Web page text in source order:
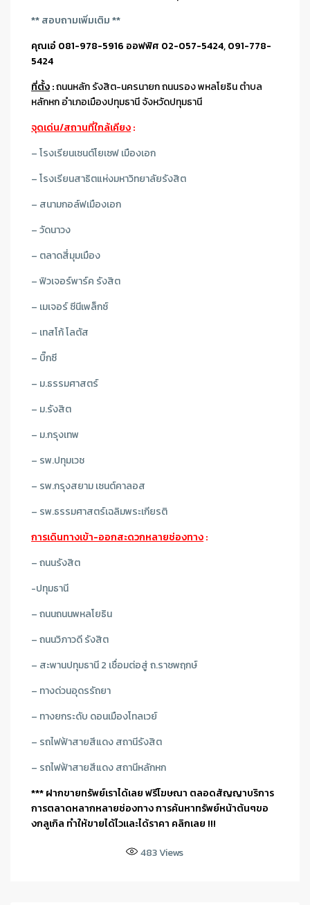
** สอบถามเพิ่มเติม **
คุณเอ๋ 081-978-5916 ออฟฟิศ 02-057-5424, 091-778-
5424
ที่ตั้ง:ถนนหลัก รังสิต-นครนายก ถนนรอง พหลโยธิน ตำบล
หลักหก อำเภอเมืองปทุมธานี จังหวัดปทุมธานี
จุดเด่น/สถานที่ใกล้เคียง:
– โรงเรียนเซนต์โยเซฟ เมืองเอก
– โรงเรียนสาธิตแห่งมหาวิทยาลัยรังสิต
– สนามกอล์ฟเมืองเอก
– วัดนาวง
– ตลาดสี่มุมเมือง
– ฟิวเจอร์พาร์ค รังสิต
– เมเจอร์ ซีนีเพล็กซ์
– เทสโก้ โลตัส
– บิ๊กซี
– ม.ธรรมศาสตร์
– ม.รังสิต
– ม.กรุงเทพ
– รพ.ปทุมเวช
– รพ.กรุงสยาม เซนต์คาลอส
– รพ.ธรรมศาสตร์เฉลิมพระเกียรติ
การเดินทางเข้า-ออกสะดวกหลายช่องทาง:
– ถนนรังสิต
-ปทุมธานี
– ถนนถนนพหลโยธิน
– ถนนวิภาวดี รังสิต
– สะพานปทุมธานี 2 เชื่อมต่อสู่ ถ.ราชพฤกษ์
– ทางด่วนอุดรรัถยา
– ทางยกระดับ ดอนเมืองโทลเวย์
– รถไฟฟ้าสายสีแดง สถานีรังสิต
– รถไฟฟ้าสายสีแดง สถานีหลักหก
*** ฝากขายทรัพย์เราได้เลย ฟรีโฆษณา ตลอดสัญญาบริการ
การตลาดหลากหลายช่องทาง การค้นหาทรัพย์หน้าต้นๆขอ
งกลูเกิล ทำให้ขายได้ไวและได้ราคา คลิกเลย !!!
483Views